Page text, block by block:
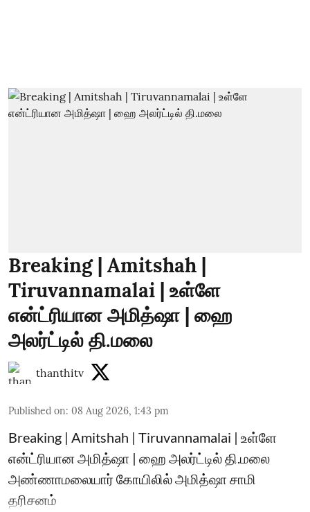
Breaking | Amitshah |
Tiruvannamalai | உள்ளே
என்ட்ரியான அமித்ஷா | ஹை
அலர்ட்டில் தி.மலை
thanthitv
Published on: 08 Aug 2026, 1:43 pm
Breaking | Amitshah | Tiruvannamalai | உள்ளே
என்ட்ரியான அமித்ஷா | ஹை அலர்ட்டில் தி.மலை
அண்ணாமலையார் கோயிலில் அமித்ஷா சாமி
தரிசனம்